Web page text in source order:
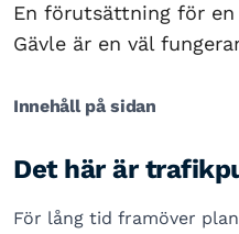
En förutsättning för
Gävle är en väl
Innehåll på sidan
Det här är
För lång tid framöver